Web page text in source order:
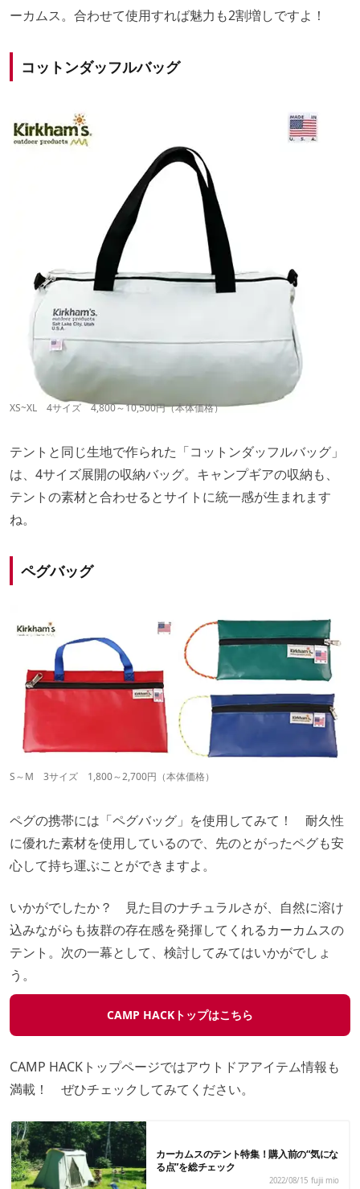
ーカムス。合わせて使用すれば魅力も2割増しですよ！
コットンダッフルバッグ
XS~XL 4サイズ 4,800～10,500円（本体価格）
テントと同じ生地で作られた「コットンダッフルバッグ」
は、4サイズ展開の収納バッグ。キャンプギアの収納も、
テントの素材と合わせるとサイトに統一感が生まれます
ね。
ペグバッグ
S～M 3サイズ 1,800～2,700円（本体価格）
ペグの携帯には「ペグバッグ」を使用してみて！ 耐久性
に優れた素材を使用しているので、先のとがったペグも安
心して持ち運ぶことができますよ。
いかがでしたか？ 見た目のナチュラルさが、自然に溶け
込みながらも抜群の存在感を発揮してくれるカーカムスの
テント。次の一幕として、検討してみてはいかがでしょ
う。
CAMP HACKトップはこちら
CAMP HACKトップページではアウトドアアイテム情報も
満載！ ぜひチェックしてみてください。
カーカムスのテント特集！購入前の“気にな
る点”を総チェック
2022/08/15 fujii mio